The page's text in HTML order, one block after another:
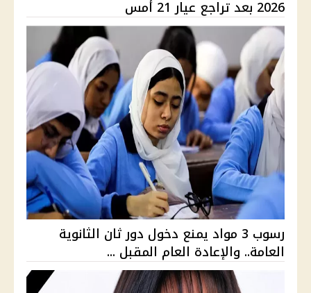
2026 بعد تراجع عيار 21 أمس
رسوب 3 مواد يمنع دخول دور ثان الثانوية
العامة.. والإعادة العام المقبل ...